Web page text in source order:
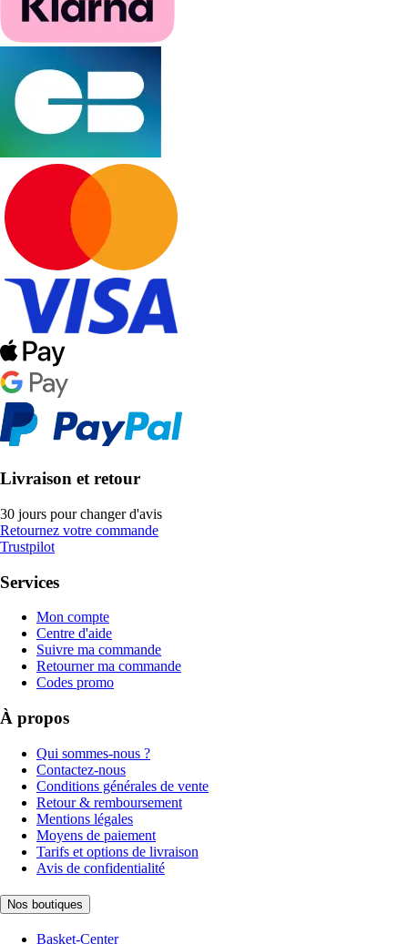
Livraison et retour
30 jours pour changer d'avis
Retournez votre commande
Trustpilot
Services
Mon compte
Centre d'aide
Suivre ma commande
Retourner ma commande
Codes promo
À propos
Qui sommes-nous ?
Contactez-nous
Conditions générales de vente
Retour & remboursement
Mentions légales
Moyens de paiement
Tarifs et options de livraison
Avis de confidentialité
Nos boutiques
Basket-Center